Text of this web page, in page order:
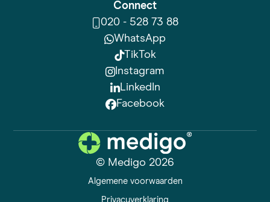
Connect
020 - 528 73 88
WhatsApp
TikTok
Instagram
LinkedIn
Facebook
© Medigo 2026
Algemene voorwaarden
Privacyverklaring